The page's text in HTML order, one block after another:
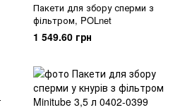
Пакети для збору сперми з
фільтром, POLnet
1 549.60 грн